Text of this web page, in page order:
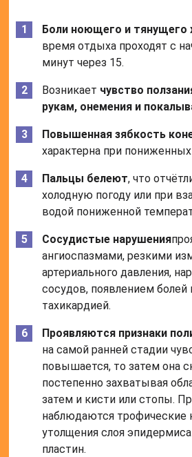
Боли ноющего и тянущего
время отдыха проходят с
минут через 15.
Возникает чувство
рукам, онемения и
Повышенная зябкость
характерна при
Пальцы белеют, что
холодную погоду или при
водой пониженной
Сосудистые нарушения
ангиоспазмами, резкими
артериального давления,
сосудов, появлением болей
тахикардией.
Проявляются признаки
на самой ранней стадии
повышается, то затем она
постепенно захватывая
затем и кисти или стопы.
наблюдаются трофические
утолщения слоя
пластин.